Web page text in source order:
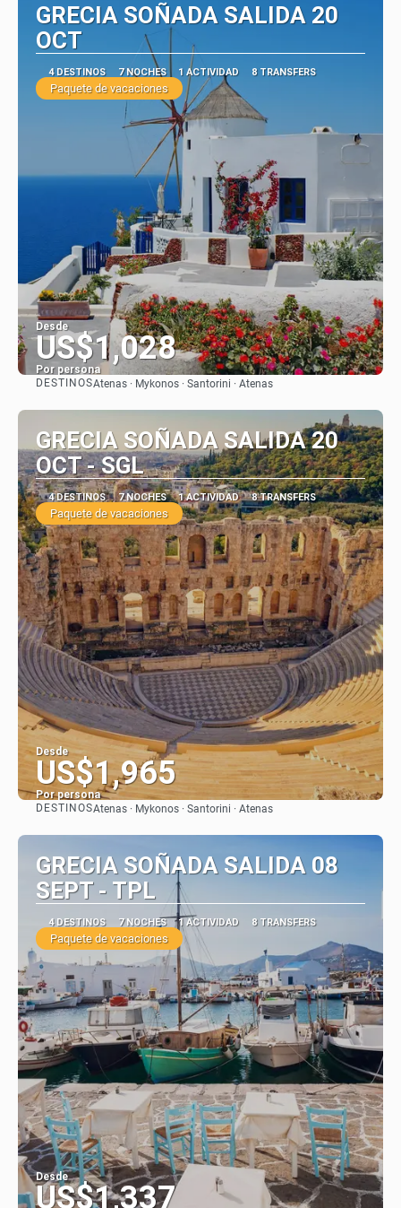
GRECIA SOÑADA SALIDA 20
OCT
4 DESTINOS 7 NOCHES 1 ACTIVIDAD 8 TRANSFERS
Paquete de vacaciones
Desde
US$1,028
Por persona
DESTINOSAtenas · Mykonos · Santorini · Atenas
GRECIA SOÑADA SALIDA 20
OCT - SGL
4 DESTINOS 7 NOCHES 1 ACTIVIDAD 8 TRANSFERS
Paquete de vacaciones
Desde
US$1,965
Por persona
DESTINOSAtenas · Mykonos · Santorini · Atenas
GRECIA SOÑADA SALIDA 08
SEPT - TPL
4 DESTINOS 7 NOCHES 1 ACTIVIDAD 8 TRANSFERS
Paquete de vacaciones
Desde
US$1,337